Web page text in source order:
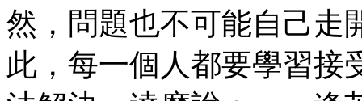
然，問題也不可能自己走
此，每一個人都要學習接